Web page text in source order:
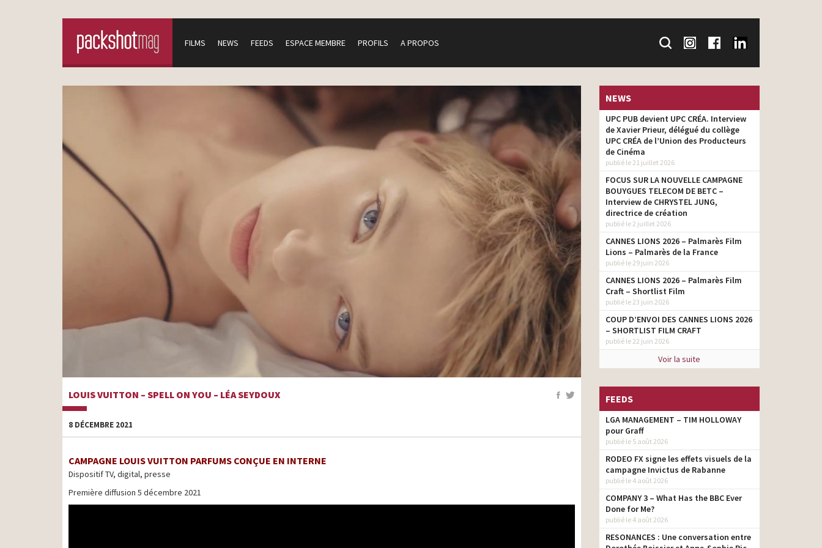
FILMS NEWS FEEDS ESPACE MEMBRE PROFILS A PROPOS
LOUIS VUITTON – SPELL ON YOU – LÉA SEYDOUX
8 DÉCEMBRE 2021
CAMPAGNE LOUIS VUITTON PARFUMS CONÇUE EN INTERNE
Dispositif TV, digital, presse
Première diffusion 5 décembre 2021
NEWS
UPC PUB devient UPC CRÉA. Interview
de Xavier Prieur, délégué du collège
UPC CRÉA de l’Union des Producteurs
de Cinéma
publié le 21 juillet 2026
FOCUS SUR LA NOUVELLE CAMPAGNE
BOUYGUES TELECOM DE BETC –
Interview de CHRYSTEL JUNG,
directrice de création
publié le 2 juillet 2026
CANNES LIONS 2026 – Palmarès Film
Lions – Palmarès de la France
publié le 29 juin 2026
CANNES LIONS 2026 – Palmarès Film
Craft – Shortlist Film
publié le 23 juin 2026
COUP D’ENVOI DES CANNES LIONS 2026
– SHORTLIST FILM CRAFT
publié le 22 juin 2026
Voir la suite
FEEDS
LGA MANAGEMENT – TIM HOLLOWAY
pour Graff
publié le 5 août 2026
RODEO FX signe les effets visuels de la
campagne Invictus de Rabanne
publié le 4 août 2026
COMPANY 3 – What Has the BBC Ever
Done for Me?
publié le 4 août 2026
RESONANCES : Une conversation entre